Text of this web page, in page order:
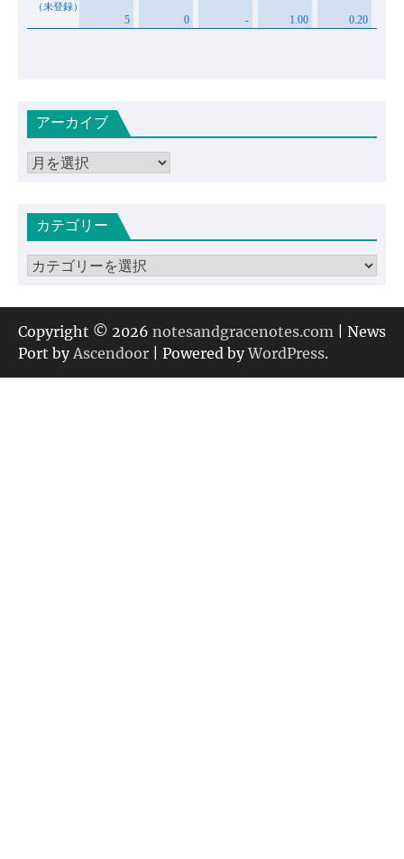
アーカイブ
ア
イカテゴリー
カ
ゴ
リ
ー
Copyright © 2026 notesandgracenotes.com | News
Port byAscendoor | Powered byWordPress.